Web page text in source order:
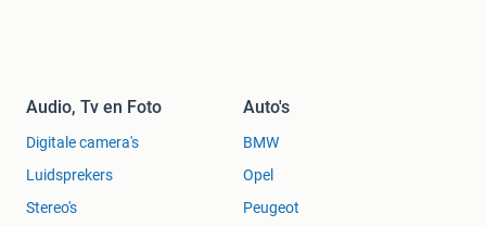
Audio, Tv en Foto
Digitale camera's
Luidsprekers
Stereo's
Auto's
BMW
Opel
Peugeot